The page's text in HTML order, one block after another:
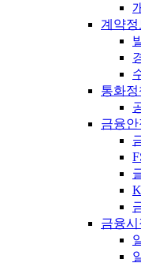
계약정
통화정
금융안
금융